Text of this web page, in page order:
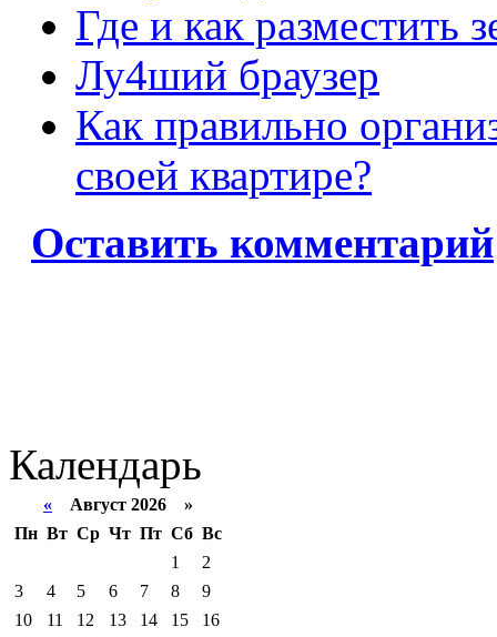
Где и как разместить
Лу4ший браузер
Как правильно
своей квартире?
Оставить комментарий
Календарь
« Август 2026 »
Пн Вт Ср Чт Пт Сб Вс
1
2
3
4 5 6 7 8
9
10
11 12 13 14 15
16